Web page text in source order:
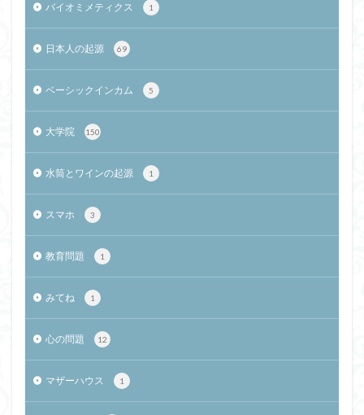
バイオミメティクス 1
日本人の起源 69
ベーシックインカム 5
大学院 150
水筒とワインの起源 1
スマホ 3
教育問題 1
みてね 1
心の問題 12
マザーハウス 1